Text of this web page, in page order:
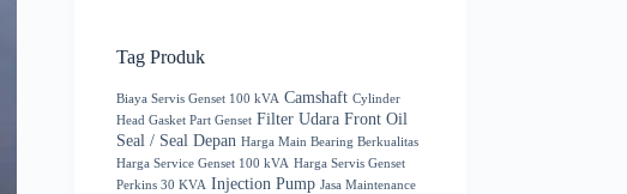
Tag Produk
Biaya Servis Genset 100 kVA Camshaft Cylinder
Head Gasket Part Genset Filter Udara Front Oil
Seal / Seal Depan Harga Main Bearing Berkualitas
Harga Service Genset 100 kVA Harga Servis Genset
Perkins 30 KVA Injection Pump Jasa Maintenance